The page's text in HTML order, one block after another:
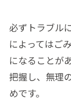
必ずトラブル
によってはご
になることが
把握し、無理
めです。